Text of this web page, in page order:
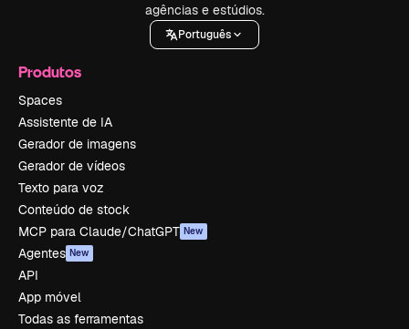
agências e estúdios.
Português
Produtos
Spaces
Assistente de IA
Gerador de imagens
Gerador de vídeos
Texto para voz
Conteúdo de stock
MCP para Claude/ChatGPT New
Agentes New
API
App móvel
Todas as ferramentas